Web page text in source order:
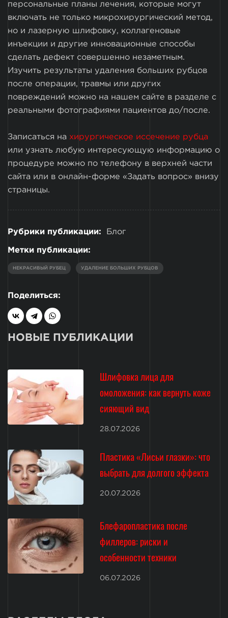
персональные планы лечения, которые могут
включать не только микрохирургический метод,
но и лазерную шлифовку, коллагеновые
инъекции и другие инновационные способы
сделать дефект совершенно незаметным.
Изучить результаты удаления больших рубцов
после операции, травмы или других
повреждений можно на нашем сайте в разделе с
реальными фотографиями пациентов до/после.
Записаться на хирургическое иссечение рубца
или узнать любую интересующую информацию о
процедуре можно по телефону в верхней части
сайта или в онлайн-форме «Задать вопрос» внизу
страницы.
Рубрики публикации: Блог
Метки публикации:
НЕКРАСИВЫЙ РУБЕЦ УДАЛЕНИЕ БОЛЬШИХ РУБЦОВ
Поделиться:
НОВЫЕ ПУБЛИКАЦИИ
Шлифовка лица для
омоложения: как вернуть коже
сияющий вид
28.07.2026
Пластика «Лисьи глазки»: что
выбрать для долгого эффекта
20.07.2026
Блефаропластика после
филлеров: риски и
особенности техники
06.07.2026